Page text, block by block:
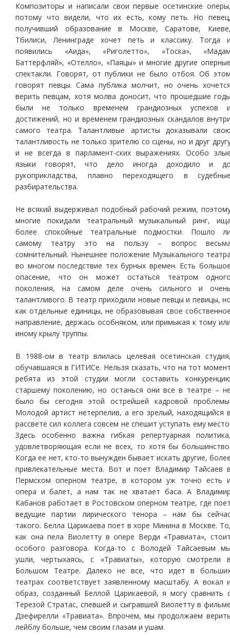
Композиторы и написали свои первые осетинские
потому что видели, что их есть, кому петь. Но
получивший образование в Москве, Саратове,
Тбилиси, Ленинграде хочет петь и классику. Тогда
появились «Аида», «Риголетто», «Тоска»,
Баттерфляй», «Отелло», «Паяцы» и многие другие
спектакли. Говорят, от публики не было отбоя. Об
говорят певцы. Сама публика молчит, но очень
верить певцам, хотя молва доносит, что прошедшие
были не только временем грандиозных успехов
достижений, но и временем грандиозных скандалов
самого театра. Талантливые артисты доказывали
талантливость не только зрителю со сцены, но и друг
и не всегда в парламент-ских выражениях. Особо
языки говорят, что дело иногда доходило и
рукоприкладства, плавно переходящего в
разбирательства.
Не всякий выдерживал подобный рабочий режим,
многие покидали театральный музыкальный ринг,
более спокойные театральные подмостки. Пошло
самому театру это на пользу – вопрос
сомнительный. Нынешнее положение Музыкального
во многом последствие тех бурных времен. Есть
опасение, что он может остаться театром
поколения, на самом деле очень сильного и
талантливого. В театр приходили новые певцы и певицы,
как отдельные единицы, не образовывая свое
направление, держась особняком, или примыкая к тому
иному крылу труппы.
В 1988-ом в театр влилась целевая осетинская
обучавшаяся в ГИТИСе. Нельзя сказать, что на тот
ребята из этой студии могли составить
старшему поколению, но останься они все в театре –
было бы сегодня этой острейшей кадровой
Молодой артист нетерпелив, а его зрелый, находящийся
рассвете сил коллега совсем не спешит уступать ему
Здесь особенно важна гибкая репертуарная
удовлетворяющая если не всех, то хотя бы
Когда ее нет, кто-то вынужден бывает искать другие,
привлекательные места. Вот и поет Владимир Тайсаев
Пермском оперном театре, в котором уж точно есть
опера и балет, а нам так не хватает баса. А
Кабанов работает в Ростовском оперном театре, где
ведущие партии лирического тенора – нам бы
такого. Белла Царикаева поет в хоре Минина в Москве.
как она пела Виолетту в опере Верди «Травиата»,
особого разговора. Когда-то с Володей Тайсаевым
ушли, чертыхаясь, с «Травиаты», которую смотрели
Большом Театре. Далеко не все, что идет в
театрах соответствует заявленному масштабу. А вокал
образ, созданный Беллой Царикаевой, я могу сравнить
Терезой Стратас, спевшей и сыгравшей Виолетту в
Дзефирелли «Травиата». Впрочем, мы продолжаем
лейблу больше, чем своим глазам и ушам.